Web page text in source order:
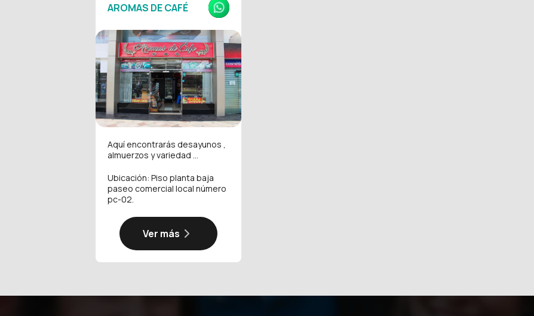
AROMAS DE CAFÉ
Aquí encontrarás desayunos ,
almuerzos y variedad ...
Ubicación: Piso planta baja
paseo comercial local número
pc-02.
Ver más